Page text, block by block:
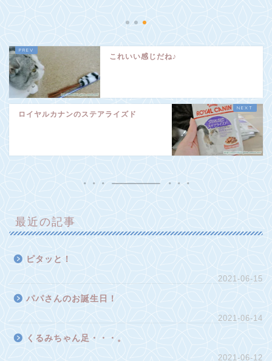
これいい感じだね♪
ロイヤルカナンのステアライズド
最近の記事
ピタッと！
2021-06-15
パパさんのお誕生日！
2021-06-14
くるみちゃん足・・・。
2021-06-12